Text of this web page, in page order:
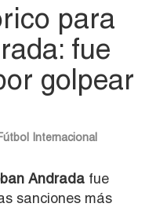
para
fue
golpear
Internacional
Andrada fue
sanciones más